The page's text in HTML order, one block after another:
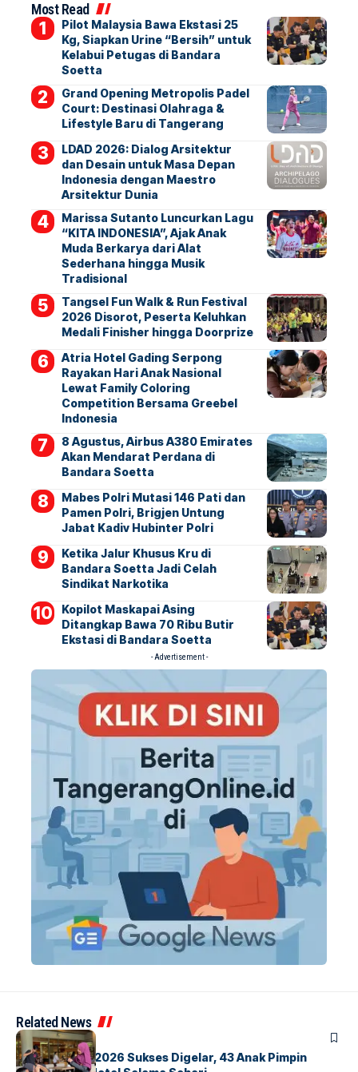
Most Read
Pilot Malaysia Bawa Ekstasi 25
Kg, Siapkan Urine “Bersih” untuk
Kelabui Petugas di Bandara
Soetta
Grand Opening Metropolis Padel
Court: Destinasi Olahraga &
Lifestyle Baru di Tangerang
LDAD 2026: Dialog Arsitektur
dan Desain untuk Masa Depan
Indonesia dengan Maestro
Arsitektur Dunia
Marissa Sutanto Luncurkan Lagu
“KITA INDONESIA”, Ajak Anak
Muda Berkarya dari Alat
Sederhana hingga Musik
Tradisional
Tangsel Fun Walk & Run Festival
2026 Disorot, Peserta Keluhkan
Medali Finisher hingga Doorprize
Atria Hotel Gading Serpong
Rayakan Hari Anak Nasional
Lewat Family Coloring
Competition Bersama Greebel
Indonesia
8 Agustus, Airbus A380 Emirates
Akan Mendarat Perdana di
Bandara Soetta
Mabes Polri Mutasi 146 Pati dan
Pamen Polri, Brigjen Untung
Jabat Kadiv Hubinter Polri
Ketika Jalur Khusus Kru di
Bandara Soetta Jadi Celah
Sindikat Narkotika
Kopilot Maskapai Asing
Ditangkap Bawa 70 Ribu Butir
Ekstasi di Bandara Soetta
- Advertisement -
Related News
BERITAINDEX
GM For A Day 2026 Sukses Digelar, 43 Anak Pimpin